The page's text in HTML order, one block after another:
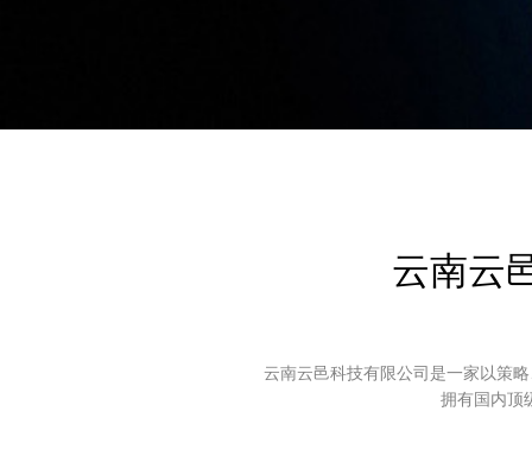
云南云
云南云邑科技有限公司是一家以策
拥有国内顶